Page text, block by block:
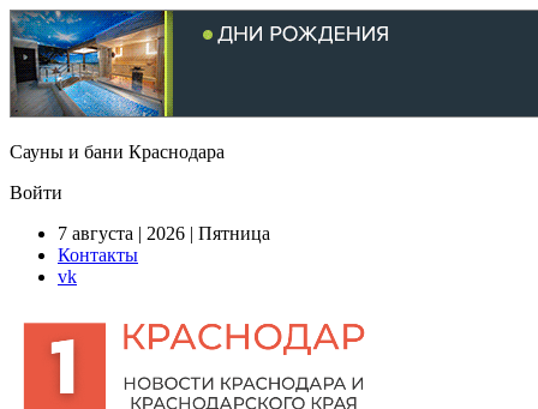
Сауны и бани Краснодара
Войти
7 августа | 2026 | Пятница
Контакты
vk